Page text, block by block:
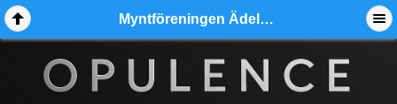
Myntföreningen Ädelmetallforum för Swea - Ädelmetallforum